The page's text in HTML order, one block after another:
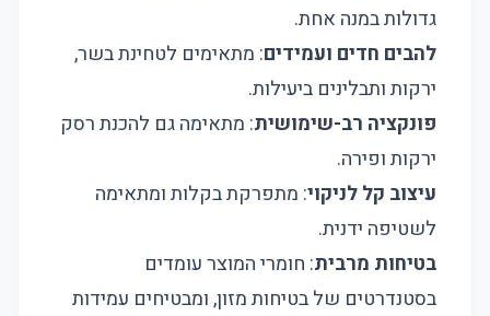
גדולות במנה אחת.
להבים חדים ועמידים: מתאימים לטחינת בשר,
ירקות ותבלינים ביעילות.
פונקציה רב-שימושית: מתאימה גם להכנת רסק
ירקות ופירה.
עיצוב קל לניקוי: מתפרקת בקלות ומתאימה
לשטיפה ידנית.
בטיחות מרבית: חומרי המוצר עומדים
בסטנדרטים של בטיחות מזון, ומבטיחים עמידות